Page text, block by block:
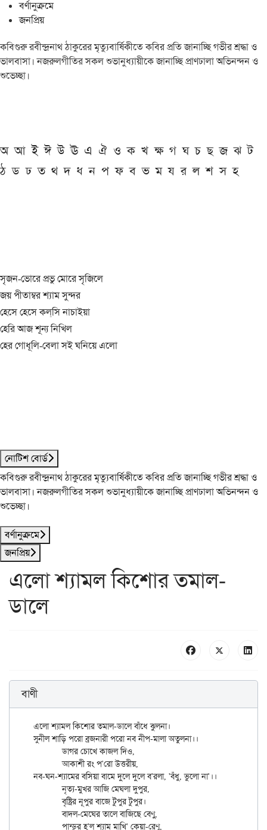
বর্ণানুক্রমে
জনপ্রিয়
কবিগুরু রবীন্দ্রনাথ ঠাকুরের মৃত্যুবার্ষিকীতে কবির প্রতি জানাচ্ছি গভীর শ্রদ্ধা ও
ভালবাসা। নজরুলগীতির সকল শুভানুধ্যায়ীকে জানাচ্ছি প্রাণঢালা অভিনন্দন ও
শুভেচ্ছা।
অ আ ই ঈ উ ঊ এ ঐ ও ক খ ক্ষ গ ঘ চ ছ জ ঝ ট
ঠ ড ঢ ত থ দ ধ ন প ফ ব ভ ম য র ল শ স হ
সৃজন-ভোরে প্রভু মোরে সৃজিলে
জয় পীতাম্বর শ্যাম সুন্দর
হেসে হেসে কল্‌সি নাচাইয়া
হেরি আজ শূন্য নিখিল
হের গোধূলি-বেলা সই ঘনিয়ে এলো
নোটিশ বোর্ড
কবিগুরু রবীন্দ্রনাথ ঠাকুরের মৃত্যুবার্ষিকীতে কবির প্রতি জানাচ্ছি গভীর শ্রদ্ধা ও
ভালবাসা। নজরুলগীতির সকল শুভানুধ্যায়ীকে জানাচ্ছি প্রাণঢালা অভিনন্দন ও
শুভেচ্ছা।
বর্ণানুক্রমে
জনপ্রিয়
এলো শ্যামল কিশোর তমাল-
ডালে
বাণী
এলো শ্যামল কিশোর তমাল-ডালে বাঁধে ঝুলনা।
সুনীল শাড়ি পরো ব্রজনারী পরো নব নীপ-মালা অতুলনা।।
	ডাগর চোখে কাজল দিও,
	আকাশী রং প'রো উত্তরীয়,
নব-ঘন-শ্যামের বসিয়া বামে দুলে দুলে ব'রলা, 'বঁধু, ভুলো না'।।
	নৃত্য-মুখর আজি মেঘলা দুপুর,
	বৃষ্ট্রির নূপুর বাজে টুপুর টুপুর।
	বাদল-মেঘের তালে বাজিছে বেণু,